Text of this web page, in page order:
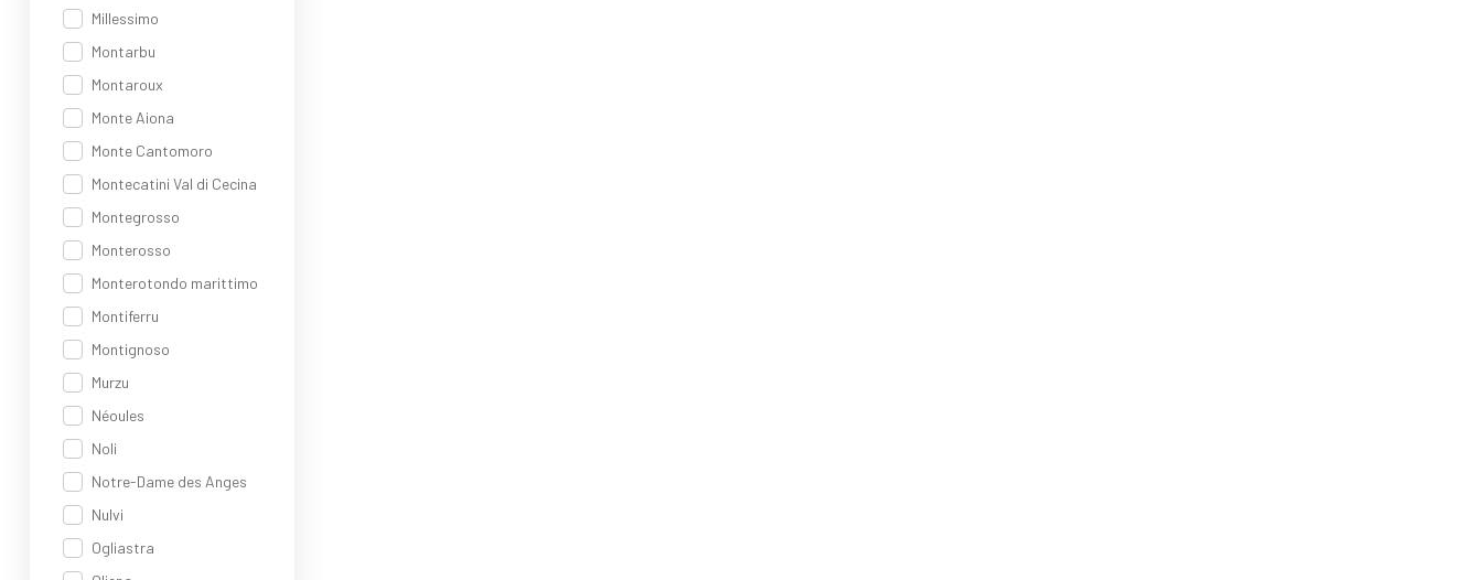
Millessimo
Montarbu
Montaroux
Monte Aiona
Monte Cantomoro
Montecatini Val di Cecina
Montegrosso
Monterosso
Monterotondo marittimo
Montiferru
Montignoso
Murzu
Néoules
Noli
Notre-Dame des Anges
Nulvi
Ogliastra